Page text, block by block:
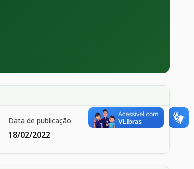
Data de publicação
18/02/2022